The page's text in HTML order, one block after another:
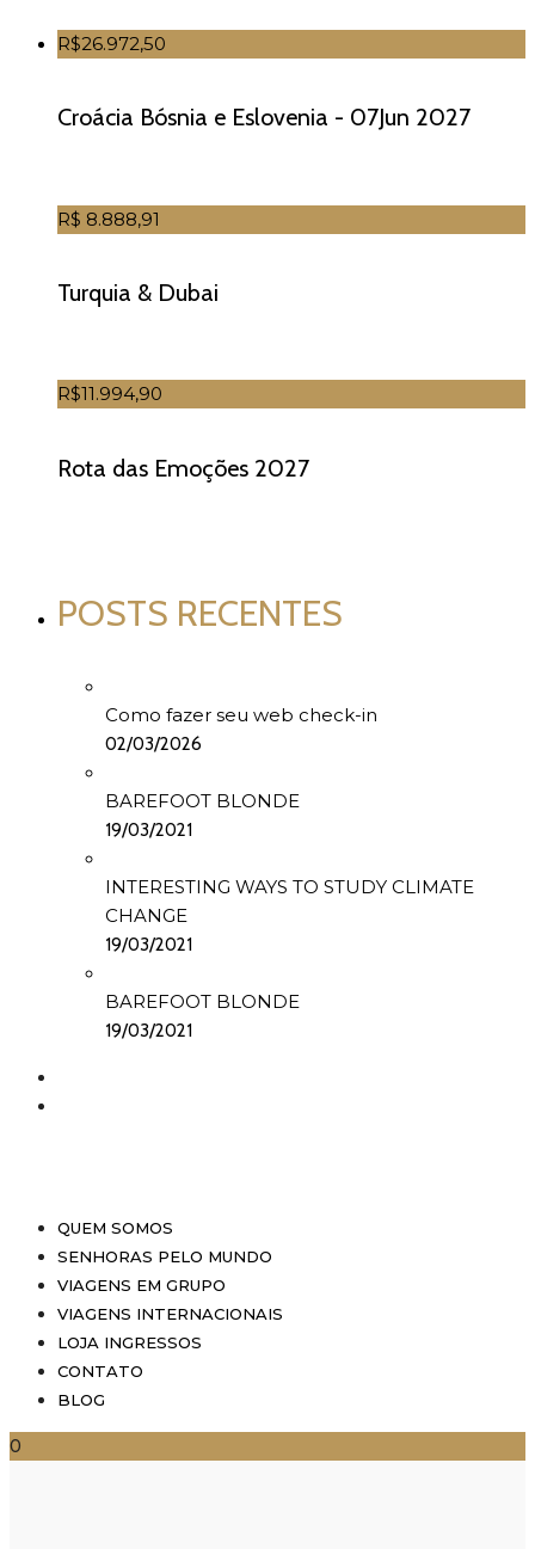
R$26.972,50
Croácia Bósnia e Eslovenia - 07Jun 2027
R$ 8.888,91
Turquia & Dubai
R$11.994,90
Rota das Emoções 2027
POSTS RECENTES
Como fazer seu web check-in
02/03/2026
BAREFOOT BLONDE
19/03/2021
INTERESTING WAYS TO STUDY CLIMATE
CHANGE
19/03/2021
BAREFOOT BLONDE
19/03/2021
QUEM SOMOS
SENHORAS PELO MUNDO
VIAGENS EM GRUPO
VIAGENS INTERNACIONAIS
LOJA INGRESSOS
CONTATO
BLOG
0